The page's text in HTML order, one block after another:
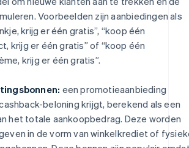
Voorbeelden zijn aanbiedingen als
krijg er één gratis”, “koop één
krijg er één gratis” of “koop één
krijg er één gratis”.
een promotieaanbieding
beloning krijgt, berekend als een
het totale aankoopbedrag. Deze worden
in de vorm van winkelkrediet of